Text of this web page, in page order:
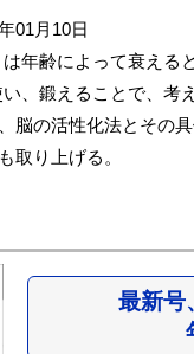
01月10日
は年齢によって衰える
、鍛えることで、考
脳の活性化法とその
取り上げる。
最新号